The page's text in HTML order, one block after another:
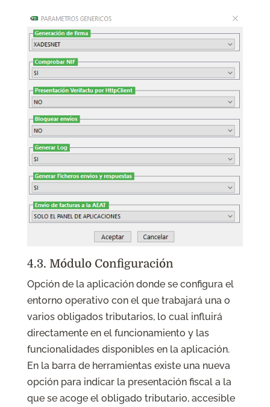
4.3. Módulo Configuración
Opción de la aplicación donde se configura el
entorno operativo con el que trabajará una o
varios obligados tributarios, lo cual influirá
directamente en el funcionamiento y las
funcionalidades disponibles en la aplicación.
En la barra de herramientas existe una nueva
opción para indicar la presentación fiscal a la
que se acoge el obligado tributario, accesible